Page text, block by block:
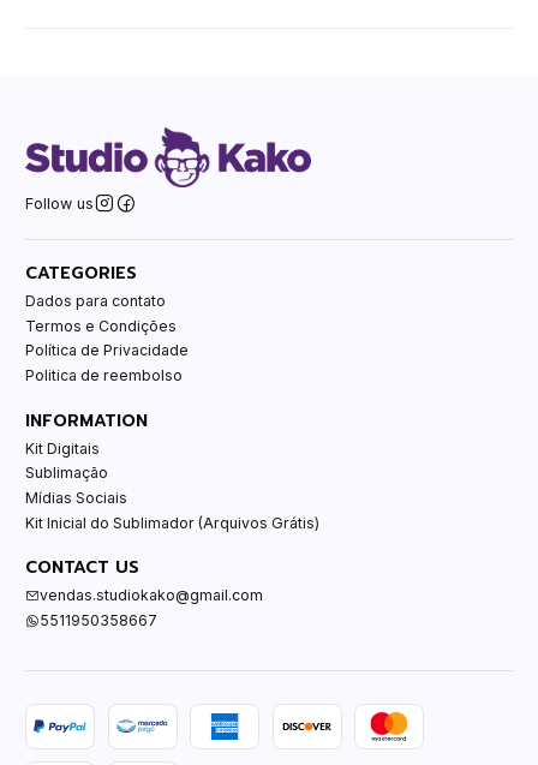
Follow us
CATEGORIES
Dados para contato
Termos e Condições
Política de Privacidade
Politica de reembolso
INFORMATION
Kit Digitais
Sublimação
Mídias Sociais
Kit Inicial do Sublimador (Arquivos Grátis)
CONTACT US
vendas.studiokako@gmail.com
5511950358667